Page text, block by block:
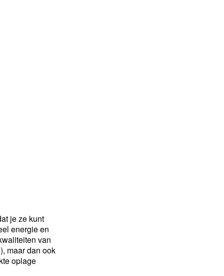
je ze kunt
energie en
van
maar dan ook
oplage